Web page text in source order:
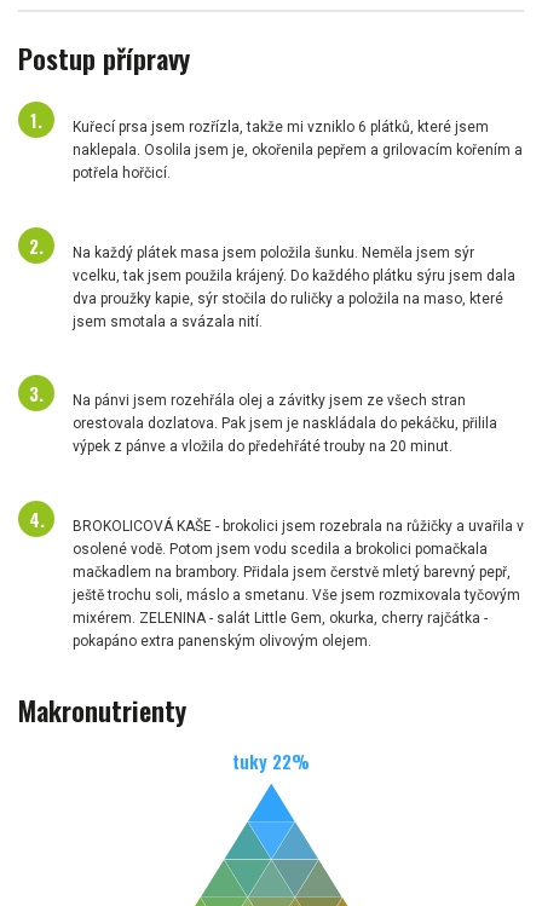
Postup přípravy
Kuřecí prsa jsem rozřízla, takže mi vzniklo 6 plátků, které jsem
naklepala. Osolila jsem je, okořenila pepřem a grilovacím kořením a
potřela hořčicí.
Na každý plátek masa jsem položila šunku. Neměla jsem sýr
vcelku, tak jsem použila krájený. Do každého plátku sýru jsem dala
dva proužky kapie, sýr stočila do ruličky a položila na maso, které
jsem smotala a svázala nití.
Na pánvi jsem rozehřála olej a závitky jsem ze všech stran
orestovala dozlatova. Pak jsem je naskládala do pekáčku, přilila
výpek z pánve a vložila do předehřáté trouby na 20 minut.
BROKOLICOVÁ KAŠE - brokolici jsem rozebrala na růžičky a uvařila v
osolené vodě. Potom jsem vodu scedila a brokolici pomačkala
mačkadlem na brambory. Přidala jsem čerstvě mletý barevný pepř,
ještě trochu soli, máslo a smetanu. Vše jsem rozmixovala tyčovým
mixérem. ZELENINA - salát Little Gem, okurka, cherry rajčátka -
pokapáno extra panenským olivovým olejem.
Makronutrienty
tuky 22%